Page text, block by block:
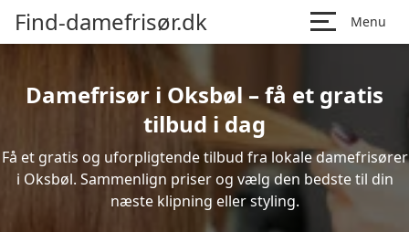
Find-damefrisør.dk Menu
Damefrisør i Oksbøl – få et gratis
tilbud i dag
Få et gratis og uforpligtende tilbud fra lokale damefrisører
i Oksbøl. Sammenlign priser og vælg den bedste til din
næste klipning eller styling.